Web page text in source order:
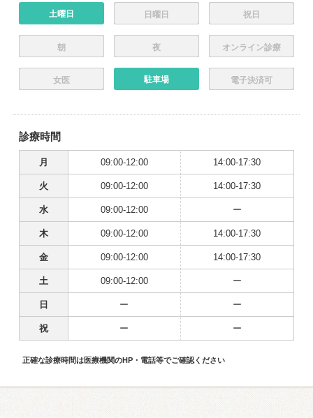
土曜日 日曜日 祝日
朝 夜 オンライン診療
女医 駐車場 電子決済可
診療時間
月 09:00-12:00 14:00-17:30
火 09:00-12:00 14:00-17:30
水 09:00-12:00 ー
木 09:00-12:00 14:00-17:30
金 09:00-12:00 14:00-17:30
土 09:00-12:00 ー
日 ー ー
祝 ー ー
正確な診療時間は医療機関のHP・電話等でご確認ください